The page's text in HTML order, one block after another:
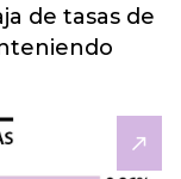
de tasas de